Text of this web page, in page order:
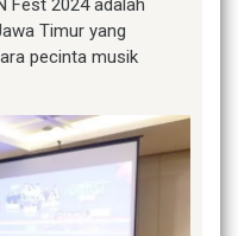
Fest 2024 adalah
Timur yang
pecinta musik